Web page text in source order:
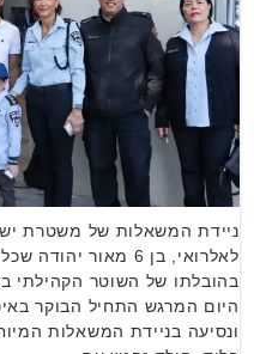
ניידת המשאלות של משטרת
לאלרואי, בן 6 מאור
בהובלתו של השוטר הקהילתי
היום המרגש התחיל הבוקר
ונסיעה בניידת המשאלות